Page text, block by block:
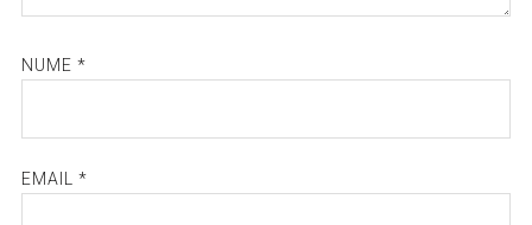
NUME *
EMAIL *